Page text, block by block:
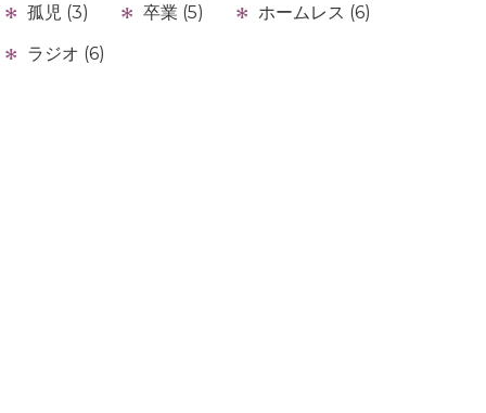
孤児 (3) 卒業 (5)
ホームレス (6)
ラジオ (6)